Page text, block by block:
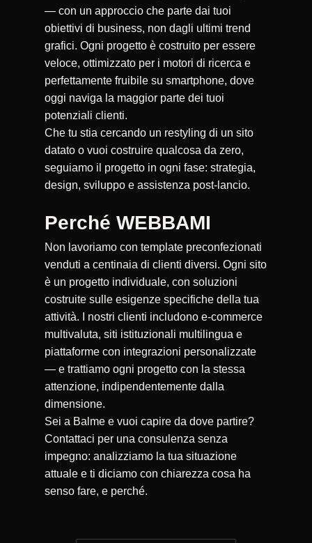
— con un approccio che parte dai tuoi
obiettivi di business, non dagli ultimi trend
grafici. Ogni progetto è costruito per essere
veloce, ottimizzato per i motori di ricerca e
perfettamente fruibile su smartphone, dove
oggi naviga la maggior parte dei tuoi
potenziali clienti.
Che tu stia cercando un restyling di un sito
datato o vuoi costruire qualcosa da zero,
seguiamo il progetto in ogni fase: strategia,
design, sviluppo e assistenza post-lancio.
Perché WEBBAMI
Non lavoriamo con template preconfezionati
venduti a centinaia di clienti diversi. Ogni sito
è un progetto individuale, con soluzioni
costruite sulle esigenze specifiche della tua
attività. I nostri clienti includono e-commerce
multivaluta, siti istituzionali multilingua e
piattaforme con integrazioni personalizzate
— e trattiamo ogni progetto con la stessa
attenzione, indipendentemente dalla
dimensione.
Sei a Balme e vuoi capire da dove partire?
Contattaci per una consulenza senza
impegno: analizziamo la tua situazione
attuale e ti diciamo con chiarezza cosa ha
senso fare, e perché.